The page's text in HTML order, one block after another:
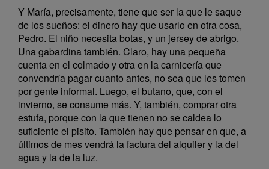
Y María, precisamente, tiene que ser la que le saque
de los sueños: el dinero hay que usarlo en otra cosa,
Pedro. El niño necesita botas, y un jersey de abrigo.
Una gabardina también. Claro, hay una pequeña
cuenta en el colmado y otra en la carnicería que
convendría pagar cuanto antes, no sea que les tomen
por gente informal. Luego, el butano, que, con el
invierno, se consume más. Y, también, comprar otra
estufa, porque con la que tienen no se caldea lo
suficiente el pisito. También hay que pensar en que, a
últimos de mes vendrá la factura del alquiler y la del
agua y la de la luz.